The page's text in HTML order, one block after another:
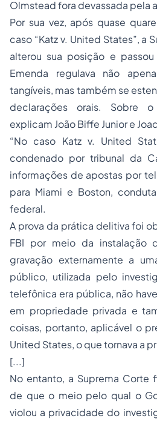
Olmstead fora devassada pela
Por sua vez, após quase
caso “Katz v. United States”, a
alterou sua posição e
Emenda regulava não
tangíveis, mas também se
declarações orais. Sobre o
explicam João Biffe Junior e
“No caso Katz v. United
condenado por tribunal da
informações de apostas por
para Miami e Boston,
federal.
A prova da prática delitiva foi
FBI por meio da instalação
gravação externamente a
público, utilizada pelo
telefônica era pública, não
em propriedade privada e
coisas, portanto, aplicável o
United States, o que tornava a
[...]
No entanto, a Suprema Corte
de que o meio pelo qual o
violou a privacidade do